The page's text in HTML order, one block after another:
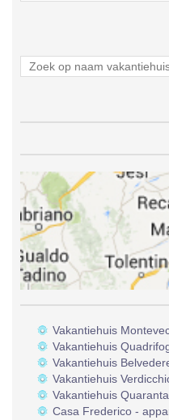
Vakantiehuis
Vakantiehuis
Vakantiehuis
Vakantiehuis
Vakantiehuis Quaranta
Casa Frederico -